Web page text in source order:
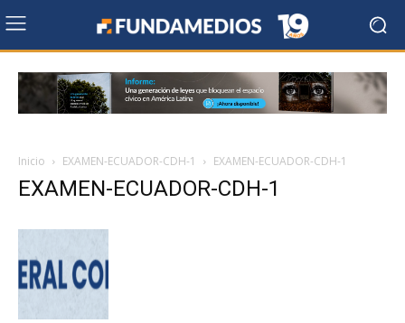
Inicio EXAMEN-ECUADOR-CDH-1 EXAMEN-ECUADOR-CDH-1
EXAMEN-ECUADOR-CDH-1